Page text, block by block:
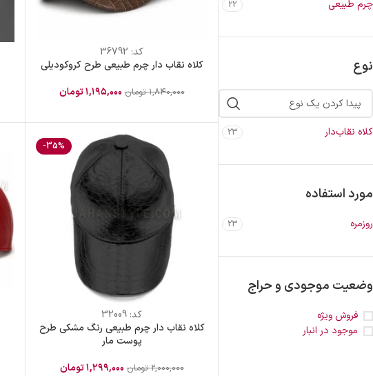
چرم طبیعی 22
نوع
کلاه نقاب‌دار 23
مورد استفاده
روزمره 23
وضعیت موجودی و حراج
فروش ویژه
موجود در انبار
کد: 36792
کلاه نقاب دار چرم طبیعی طرح کروکودیلی
۱,۸۴۰,۰۰۰ تومان ۱,۱۹۵,۰۰۰تومان
-35%
کد: 32009
کلاه نقاب دار چرم طبیعی رنگ مشکی طرح
پوست مار
۲,۰۰۰,۰۰۰ تومان ۱,۲۹۹,۰۰۰تومان